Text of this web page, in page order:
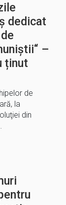
dedicat
–
ținut
de
la
din